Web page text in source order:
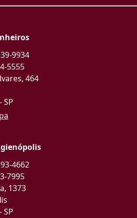
9934
5555
464
SP
4662
7995
1373
SP